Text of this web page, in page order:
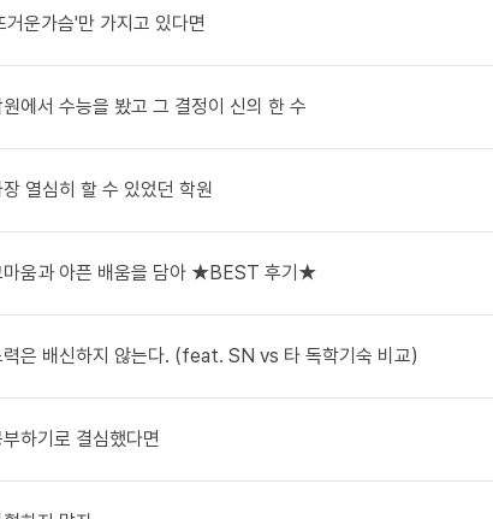
운가슴'만 가지고 있다면
에서 수능을 봤고 그 결정이 신의 한 수
열심히 할 수 있었던 학원
움과 아픈 배움을 담아 ★BEST 후기★
은 배신하지 않는다. (feat. SN vs 타 독학기숙 비교)
하기로 결심했다면